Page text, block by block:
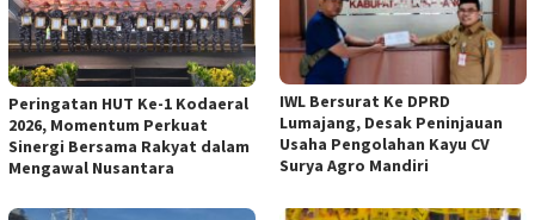
Peringatan HUT Ke-1 Kodaeral
2026, Momentum Perkuat
Sinergi Bersama Rakyat dalam
Mengawal Nusantara
IWL Bersurat Ke DPRD
Lumajang, Desak Peninjauan
Usaha Pengolahan Kayu CV
Surya Agro Mandiri